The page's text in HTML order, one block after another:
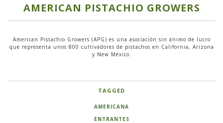
AMERICAN PISTACHIO GROWERS
American Pistachio Growers (APG) es una asociación sin ánimo de lucro
que representa unos 800 cultivadores de pistachos en California, Arizona
y New México.
TAGGED
AMERICANA
ENTRANTES